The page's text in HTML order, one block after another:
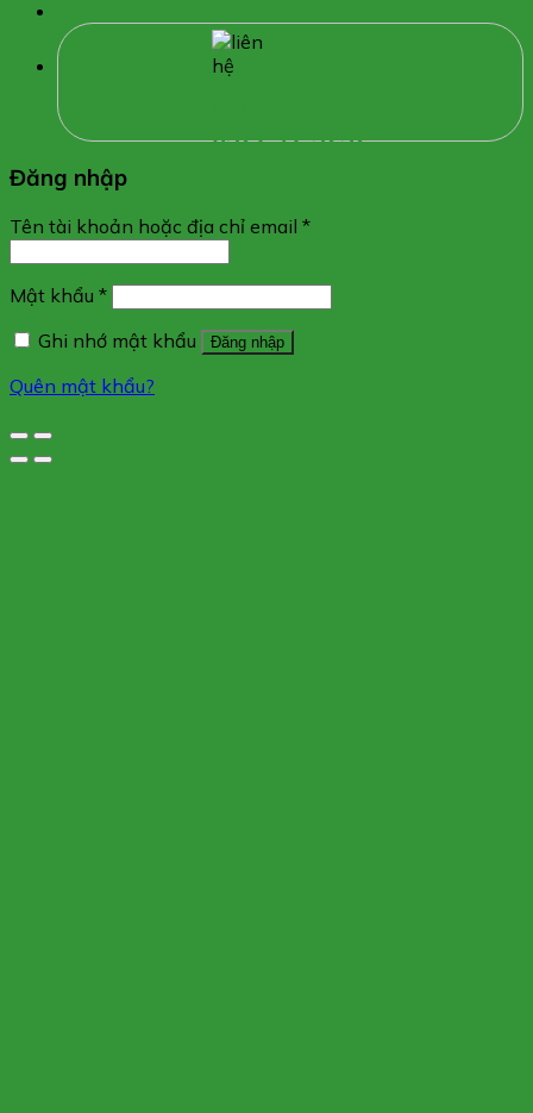
0327 17 3232
Đăng nhập
Tên tài khoản hoặc địa chỉ email *
Mật khẩu *
Ghi nhớ mật khẩu
Đăng nhập
Quên mật khẩu?